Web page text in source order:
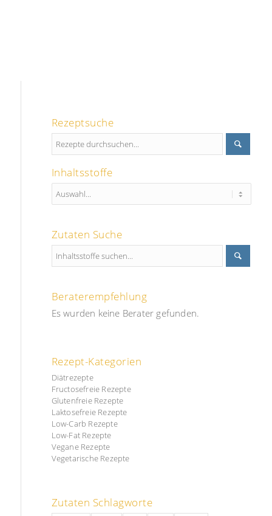
Rezeptsuche
Inhaltsstoffe
Zutaten Suche
Beraterempfehlung
Es wurden keine Berater gefunden.
Rezept-Kategorien
Diätrezepte
Fructosefreie Rezepte
Glutenfreie Rezepte
Laktosefreie Rezepte
Low-Carb Rezepte
Low-Fat Rezepte
Vegane Rezepte
Vegetarische Rezepte
Zutaten Schlagworte